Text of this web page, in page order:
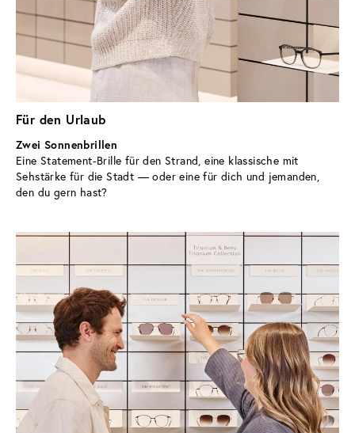
Für den Urlaub
Zwei Sonnenbrillen
Eine Statement-Brille für den Strand, eine klassische mit
Sehstärke für die Stadt — oder eine für dich und jemanden,
den du gern hast?